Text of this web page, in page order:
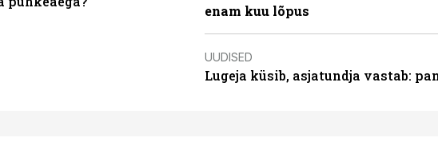
enam kuu lõpus
UUDISED
Lugeja küsib, asjatundja vastab: